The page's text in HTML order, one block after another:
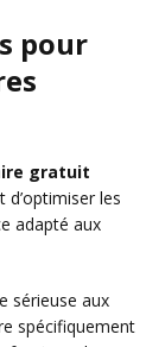
pour
gratuit
les
adapté aux
sérieuse aux
spécifiquement